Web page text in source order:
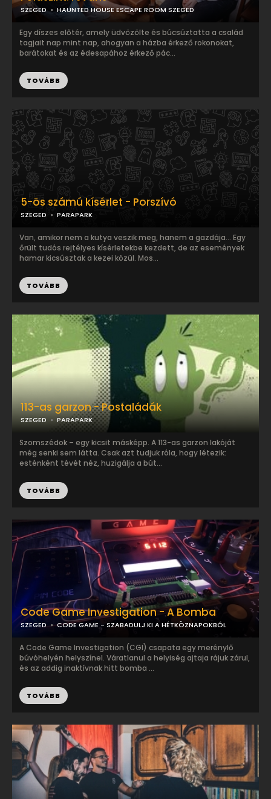
5-ös számú kísérlet - Porszívó
SZEGED PARAPARK
Van, amikor nem a kutya veszik meg, hanem a gazdája… Egy
őrült tudós rejtélyes kísérletekbe kezdett, de az események
hamar kicsúsztak a kezei közül. Mos...
TOVÁBB
Code Game Investigation - A Bomba
SZEGED CODE GAME - SZABADULJ KI A HÉTKÖZNAPOKBÓL
A Code Game Investigation (CGI) csapata egy merénylő
búvóhelyén helyszínel. Váratlanul a helyiség ajtaja rájuk zárul,
és az addig inaktívnak hitt bomba ...
TOVÁBB
SZEGED HAUNTED HOUSE ESCAPE ROOM SZEGED
Egy díszes előtér, amely üdvözölte és búcsúztatta a család
tagjait nap mint nap, ahogyan a házba érkező rokonokat,
barátokat és az édesapához érkező pác...
TOVÁBB
113-as garzon - Postaládák
SZEGED PARAPARK
Szomszédok – egy kicsit másképp. A 113-as garzon lakóját
még senki sem látta. Csak azt tudjuk róla, hogy létezik:
esténként tévét néz, huzigálja a bút...
TOVÁBB